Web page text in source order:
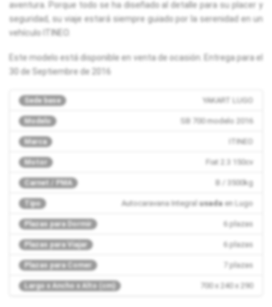
aventura. Porque todo se ha diseñado al detalle para su placer y
seguridad, su viaje estará siempre guiado por la serenidad en un
vehículo ITINEO.
Este modelo está disponible en venta de ocasión. Entrega para el
30 de Septiembre de 2016
Sede base YAKART LUGO
Modelo SB 700 modelo 2016
Marca ITINEO
Motor Fiat 2.3 150cv
Carnet / PMA B / 3500kg
Tipo Autocaravana Integralusadaen Lugo
Plazas para Dormir 6 plazas
Plazas para Viajar 6 plazas
Plazas para Comer 7 plazas
Largo x Ancho x Alto (cm) 700 x 240 x 290